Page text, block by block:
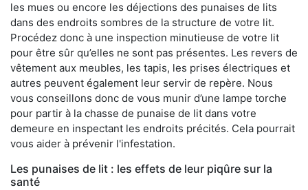
les mues ou encore les déjections des punaises de lits
dans des endroits sombres de la structure de votre lit.
Procédez donc à une inspection minutieuse de votre lit
pour être sûr qu’elles ne sont pas présentes. Les revers de
vêtement aux meubles, les tapis, les prises électriques et
autres peuvent également leur servir de repère. Nous
vous conseillons donc de vous munir d’une lampe torche
pour partir à la chasse de punaise de lit dans votre
demeure en inspectant les endroits précités. Cela pourrait
vous aider à prévenir l'infestation.
Les punaises de lit : les effets de leur piqûre sur la
santé